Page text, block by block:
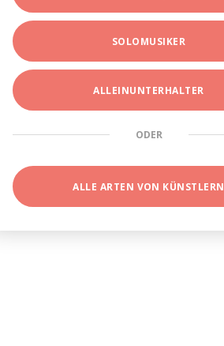
SOLOMUSIKER
ALLEINUNTERHALTER
ODER
ALLE ARTEN VON KÜNSTLERN